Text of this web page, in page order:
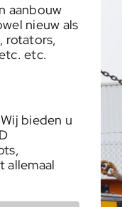
aanbouw
nieuw als
rotators,
etc.
bieden u
allemaal